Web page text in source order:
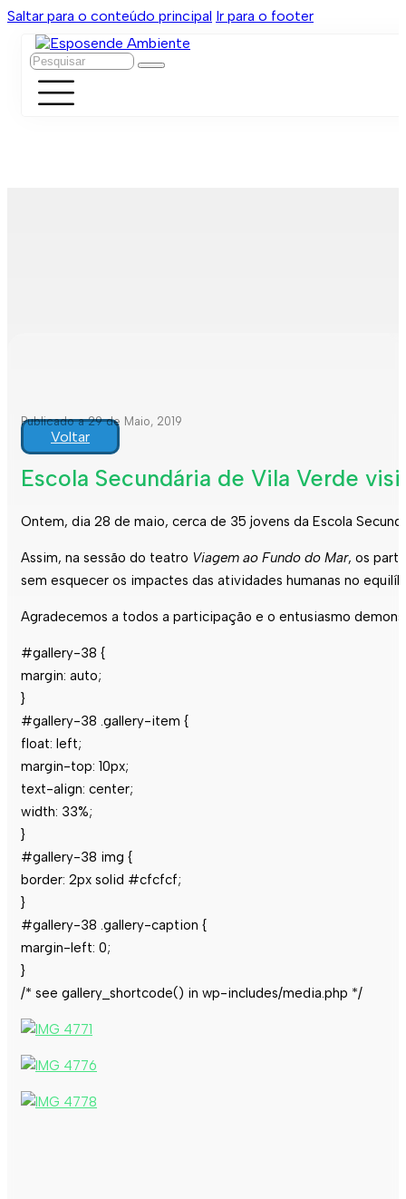
Saltar para o conteúdo principal Ir para o footer
Pesquisar
Publicado a 29 de Maio, 2019
Voltar
Escola Secundária de Vila Verde
Ontem, dia 28 de maio, cerca de 35 jovens da Escola
Assim, na sessão do teatro Viagem ao Fundo do Mar, os
sem esquecer os impactes das atividades humanas no
Agradecemos a todos a participação e o entusiasmo
#gallery-38 {
margin: auto;
}
#gallery-38 .gallery-item {
float: left;
margin-top: 10px;
text-align: center;
width: 33%;
}
#gallery-38 img {
border: 2px solid #cfcfcf;
}
#gallery-38 .gallery-caption {
margin-left: 0;
}
/* see gallery_shortcode() in wp-includes/media.php */